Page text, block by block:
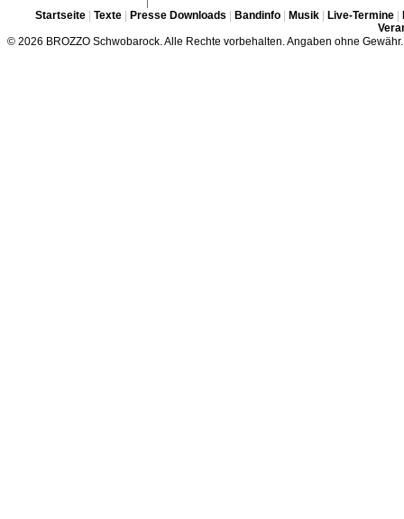
Startseite| Texte| Presse Downloads Bandinfo| Musik| Live-Termine|
© 2026 BROZZO Schwobarock. Alle Rechte vorbehalten. Angaben ohne Gewähr.